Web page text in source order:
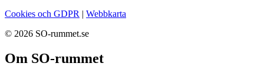
Cookies och GDPR | Webbkarta
© 2026 SO-rummet.se
Om SO-rummet